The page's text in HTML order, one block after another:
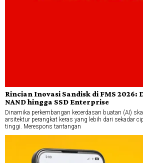
Rincian Inovasi Sandisk di FMS 2026:
NAND hingga SSD Enterprise
Dinamika perkembangan kecerdasan buatan (AI)
arsitektur perangkat keras yang lebih dari sekadar
tinggi. Merespons tantangan